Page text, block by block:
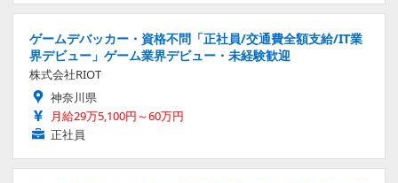
ゲームデバッカー・資格不問「正社員/交通費全額支給/IT業
界デビュー」ゲーム業界デビュー・未経験歓迎
株式会社RIOT
神奈川県
月給29万5,100円～60万円
正社員